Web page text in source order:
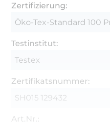
Zertifizierung:
Öko-Tex-Standard 100
Testinstitut:
Testex
Zertifikatsnummer:
SH015 129432
Art.Nr.: